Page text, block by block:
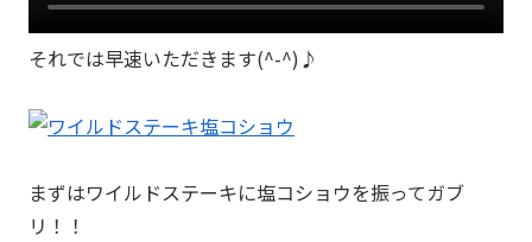
それでは早速いただきます(^-^)♪
まずはワイルドステーキに塩コショウを振ってガブ
リ！！